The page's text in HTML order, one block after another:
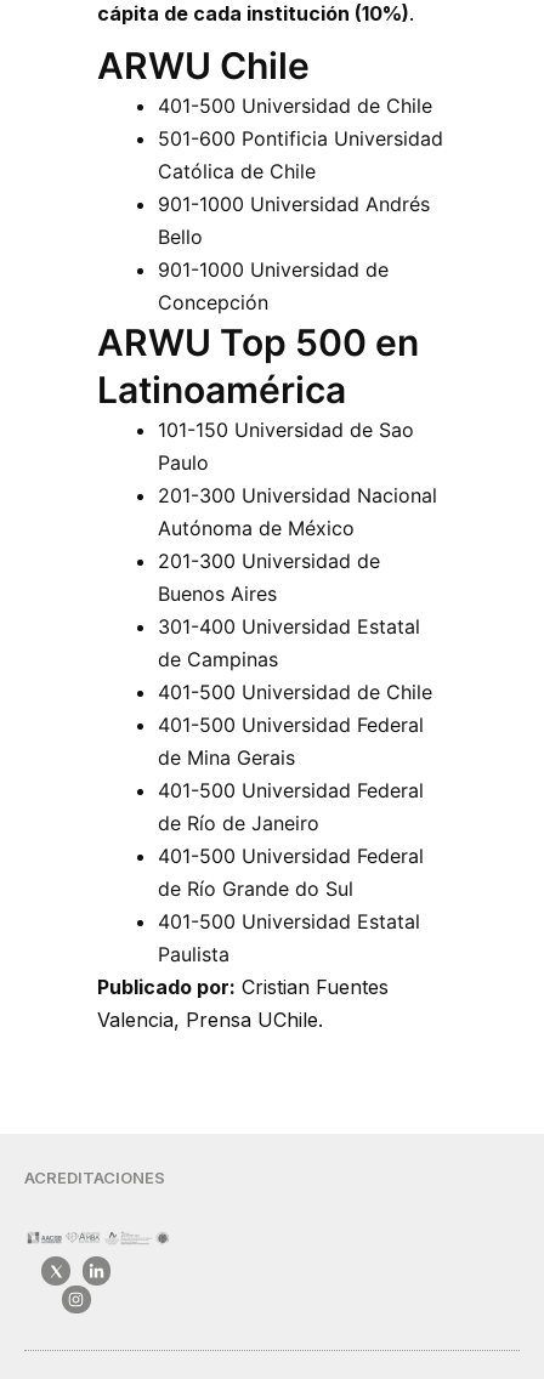
cápita de cada institución (10%).
ARWU Chile
401-500 Universidad de Chile
501-600 Pontificia Universidad
Católica de Chile
901-1000 Universidad Andrés
Bello
901-1000 Universidad de
Concepción
ARWU Top 500 en
Latinoamérica
101-150 Universidad de Sao
Paulo
201-300 Universidad Nacional
Autónoma de México
201-300 Universidad de
Buenos Aires
301-400 Universidad Estatal
de Campinas
401-500 Universidad de Chile
401-500 Universidad Federal
de Mina Gerais
401-500 Universidad Federal
de Río de Janeiro
401-500 Universidad Federal
de Río Grande do Sul
401-500 Universidad Estatal
Paulista
Publicado por: Cristian Fuentes
Valencia, Prensa UChile.
ACREDITACIONES